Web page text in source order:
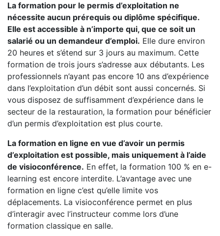
La formation pour le permis d’exploitation ne
nécessite aucun prérequis ou diplôme spécifique.
Elle est accessible à n’importe qui, que ce soit un
salarié ou un demandeur d’emploi. Elle dure environ
20 heures et s’étend sur 3 jours au maximum. Cette
formation de trois jours s’adresse aux débutants. Les
professionnels n’ayant pas encore 10 ans d’expérience
dans l’exploitation d’un débit sont aussi concernés. Si
vous disposez de suffisamment d’expérience dans le
secteur de la restauration, la formation pour bénéficier
d’un permis d’exploitation est plus courte.
La formation en ligne en vue d’avoir un permis
d’exploitation est possible, mais uniquement à l’aide
de visioconférence. En effet, la formation 100 % en e-
learning est encore interdite. L’avantage avec une
formation en ligne c’est qu’elle limite vos
déplacements. La visioconférence permet en plus
d’interagir avec l’instructeur comme lors d’une
formation classique en salle.